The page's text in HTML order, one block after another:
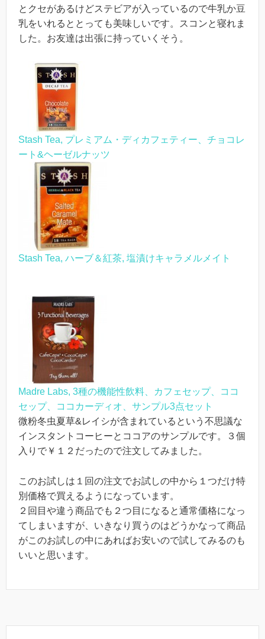
とクセがあるけどステビアが入っているので牛乳か豆
乳をいれるととっても美味しいです。スコンと寝れま
した。お友達は出張に持っていくそう。
Stash Tea, プレミアム・ディカフェティー、チョコレ
ート&ヘーゼルナッツ
Stash Tea, ハーブ＆紅茶, 塩漬けキャラメルメイト
Madre Labs, 3種の機能性飲料、カフェセップ、ココ
セップ、ココカーディオ、サンプル3点セット
微粉冬虫夏草&レイシが含まれているという不思議な
インスタントコーヒーとココアのサンプルです。３個
入りで￥１２だったので注文してみました。
このお試しは１回の注文でお試しの中から１つだけ特
別価格で買えるようになっています。
２回目や違う商品でも２つ目になると通常価格になっ
てしまいますが、いきなり買うのはどうかなって商品
がこのお試しの中にあればお安いので試してみるのも
いいと思います。